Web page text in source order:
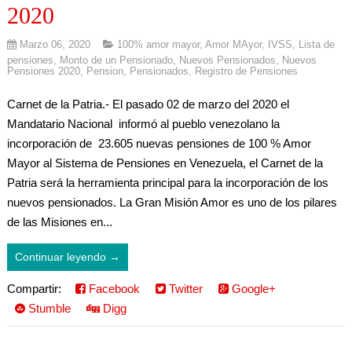
2020
Marzo 06, 2020 100% amor mayor, Amor MAyor, IVSS, Lista de
pensiones, Monto de un Pensionado, Nuevos Pensionados, Nuevos
Pensiones 2020, Pension, Pensionados, Registro de Pensiones
Carnet de la Patria.- El pasado 02 de marzo del 2020 el
Mandatario Nacional informó al pueblo venezolano la
incorporación de 23.605 nuevas pensiones de 100 % Amor
Mayor al Sistema de Pensiones en Venezuela, el Carnet de la
Patria será la herramienta principal para la incorporación de los
nuevos pensionados. La Gran Misión Amor es uno de los pilares
de las Misiones en...
Continuar leyendo →
Compartir: Facebook Twitter
Google+
Stumble
Digg